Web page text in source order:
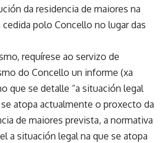
da residencia de maiores na
cedida polo Concello no lugar das
requírese ao servizo de
do Concello un informe (xa
que se detalle “a situación legal
atopa actualmente o proxecto da
de maiores prevista, a normativa
a situación legal na que se atopa